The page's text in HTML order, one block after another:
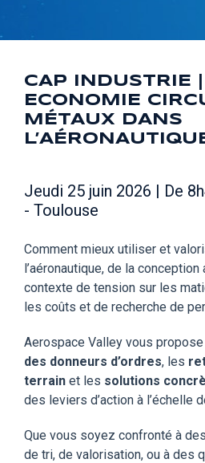
CAP INDUSTRIE
ECONOMIE
MÉTAUX DANS
Jeudi 25 juin 2026 | De
- Toulouse
Comment mieux utiliser et
l’aéronautique, de la
contexte de tension sur les
les coûts et de recherche de
Aerospace Valley vous
des donneurs d’ordres, les
terrain et les solutions
des leviers d’action à l’échelle
Que vous soyez confronté à
de tri, de valorisation, ou à des